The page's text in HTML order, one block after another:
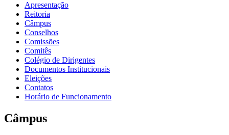
Apresentação
Reitoria
Câmpus
Conselhos
Comissões
Comitês
Colégio de Dirigentes
Documentos Institucionais
Eleições
Contatos
Horário de Funcionamento
Câmpus